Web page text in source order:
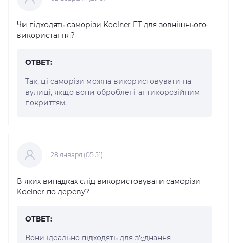
Чи підходять саморізи Koelner FT для зовнішнього
використання?
ОТВЕТ:
Так, ці саморізи можна використовувати на
вулиці, якщо вони оброблені антикорозійним
покриттям.
28 января (05:51)
В яких випадках слід використовувати саморізи
Koelner по дереву?
ОТВЕТ:
Вони ідеально підходять для з'єднання